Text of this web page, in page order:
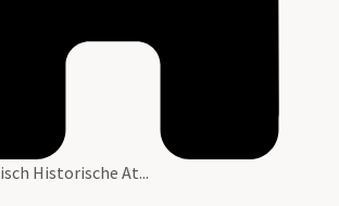
Historische At...